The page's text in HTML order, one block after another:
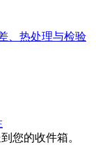
、热处理与检验
您的收件箱。